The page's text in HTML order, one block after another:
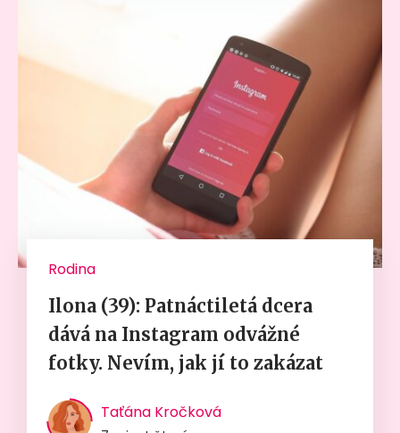
Rodina
Ilona (39): Patnáctiletá dcera
dává na Instagram odvážné
fotky. Nevím, jak jí to zakázat
Taťána Kročková